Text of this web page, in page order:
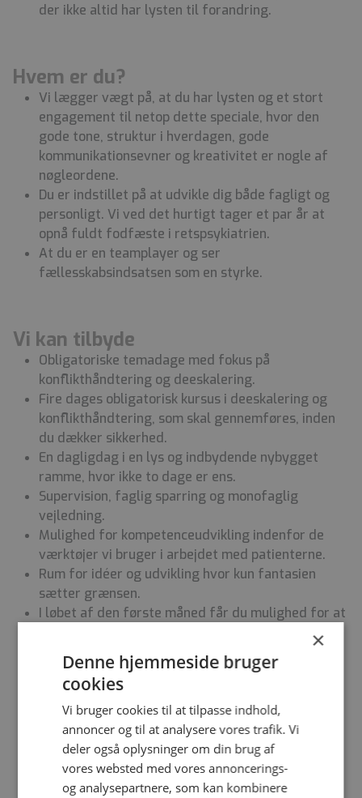
der ikke altid har lysten til forandring.
Hvem er du?
Vi lægger vægt på, at du har lysten og et stort
engagement til netop dette speciale, hvor den
gode tone, struktur i hverdagen, gode
kommunikationsevner og kreativitet er nogle af
nøgleordene.
Du er indstillet på at udvikle dig både fagligt og
personligt. Vi ved det hurtigt tager et par år at
opnå fuldt fodfæste i retspsykiatrien.
At du er en teamplayer og ser
fællesskabsindsatsen som en styrke.
Vi kan tilbyde
Obligatoriske temadage med fokus på
konflikthåndtering og deeskalering.
Fire dages obligatorisk kursus i deeskalering og
konflikthåndtering, som skal gennemføres, inden
du dækker sikkerhed.
En dagligdag i en lys og indbydende nybygget
ramme, hvor ikke to dage er ens.
Supervision, faglig sparring og monofaglig
vejledning.
Mulighed for kompetenceudvikling indenfor de
værktøjer vi bruger i arbejdet med patienterne.
Rum for idéer og udvikling hvor kun fantasien
sætter grænsen.
I løbet af den første måned får du mulighed for at
lave din egen grundplan, ud fra et 70/30 princip,
hvor dagvagter også kan være en ulempevagt.
Fire ugers introduktionsprogram, hvor du lærer
specialet og ikke indgår i normeringen.
Obligatorisk kursus i ’belastningspsykologi’, ’fem
faglige introdage’ og ’godt på vej i psykiatrien’
indenfor det første år af din ansættelse.
Karrieresamtale løbende de første 2 år, da vi ved,
det ofte er her, man bliver i tvivl om sit valg.
×
Denne hjemmeside bruger
cookies
Vi bruger cookies til at tilpasse indhold,
annoncer og til at analysere vores trafik. Vi
deler også oplysninger om din brug af
vores websted med vores annoncerings-
og analysepartnere, som kan kombinere